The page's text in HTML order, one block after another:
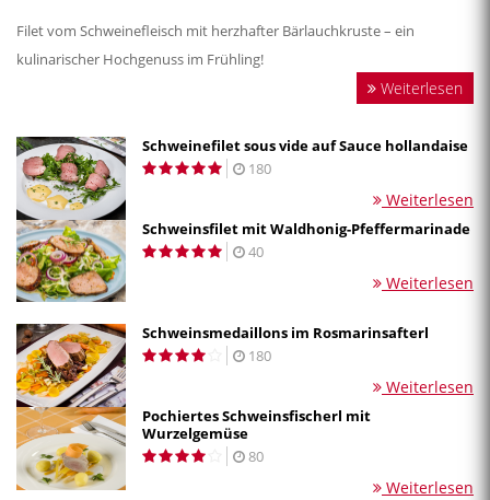
Filet vom Schweinefleisch mit herzhafter Bärlauchkruste – ein
kulinarischer Hochgenuss im Frühling!
Weiterlesen
Schweinefilet sous vide auf Sauce hollandaise
180
Weiterlesen
Schweinsfilet mit Waldhonig-Pfeffermarinade
40
Weiterlesen
Schweinsmedaillons im Rosmarinsafterl
180
Weiterlesen
Pochiertes Schweinsfischerl mit
Wurzelgemüse
80
Weiterlesen